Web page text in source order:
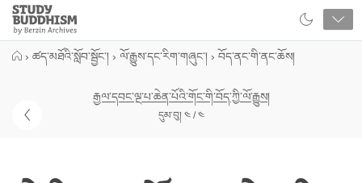
Close
Study
Buddhism
› ཚད་མཐོའི་སློབ་སྦྱོང་། › ལོ་རྒྱུས་དང་རིག་གཞུང་། › བོད་ནང་གི་ནང་ཆོས།
རྒྱལ་དབང་ལྔ་པ་ཆེན་པོའི་གོང་གི་བོད་ཀྱི་ལོ་རྒྱུས།
དུམ་བུ། ༤ / ༤